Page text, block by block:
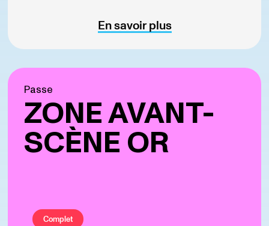
En savoir plus
Passe
ZONE AVANT-
SCÈNE OR
Complet